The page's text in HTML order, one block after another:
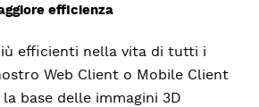
efficienza
efficienti nella vita di tutti i
Web Client o Mobile Client
base delle immagini 3D